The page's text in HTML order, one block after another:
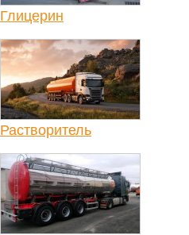
Глицерин
Растворитель